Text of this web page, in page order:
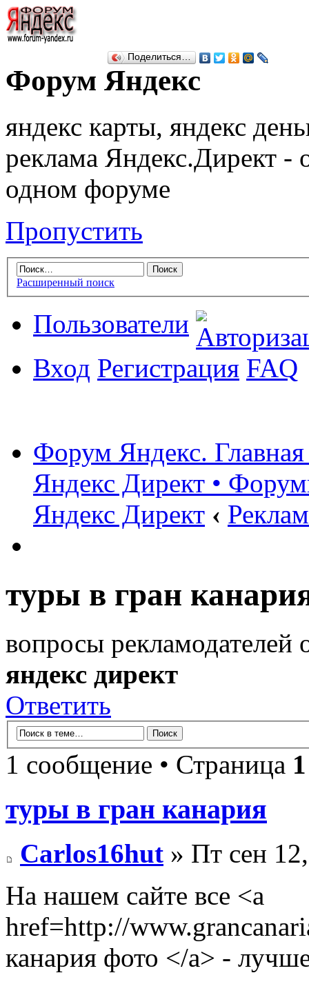
Форум Яндекс
яндекс карты, яндекс
реклама Яндекс.Директ -
одном форуме
Пропустить
Расширенный поиск
Пользователи
Вход Регистрация FAQ
Форум Яндекс.
Яндекс Директ •
Яндекс Директ ‹
Поделиться…
туры в гран
вопросы рекламодателей
яндекс директ
Ответить
1 сообщение • Страница 1
туры в гран канария
Carlos16hut » Пт сен
На нашем сайте все <a
href=http://
канария фото </a> -